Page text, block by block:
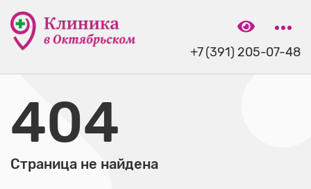
+7 (391) 205-07-48
404
Страница не найдена